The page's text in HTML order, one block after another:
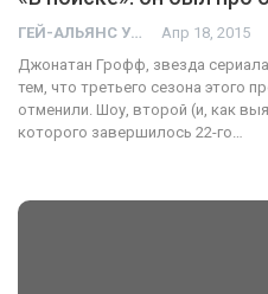
ГЕЙ-АЛЬЯНС УКРАИНА Апр 18, 2015
Джонатан Грофф, звезда
тем, что третьего сезона этого
отменили. Шоу, второй (и, как
которого завершилось 22-го…